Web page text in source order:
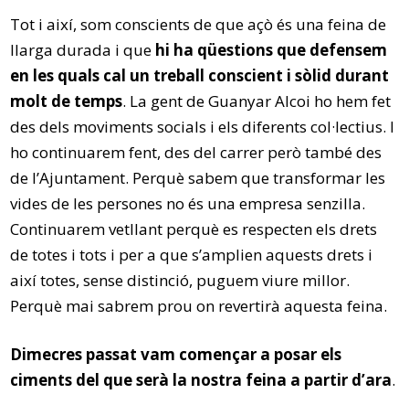
Tot i així, som conscients de que açò és una feina de
llarga durada i que hi ha qüestions que defensem
en les quals cal un treball conscient i sòlid durant
molt de temps. La gent de Guanyar Alcoi ho hem fet
des dels moviments socials i els diferents col·lectius. I
ho continuarem fent, des del carrer però també des
de l’Ajuntament. Perquè sabem que transformar les
vides de les persones no és una empresa senzilla.
Continuarem vetllant perquè es respecten els drets
de totes i tots i per a que s’amplien aquests drets i
així totes, sense distinció, puguem viure millor.
Perquè mai sabrem prou on revertirà aquesta feina.
Dimecres passat vam començar a posar els
ciments del que serà la nostra feina a partir d’ara.